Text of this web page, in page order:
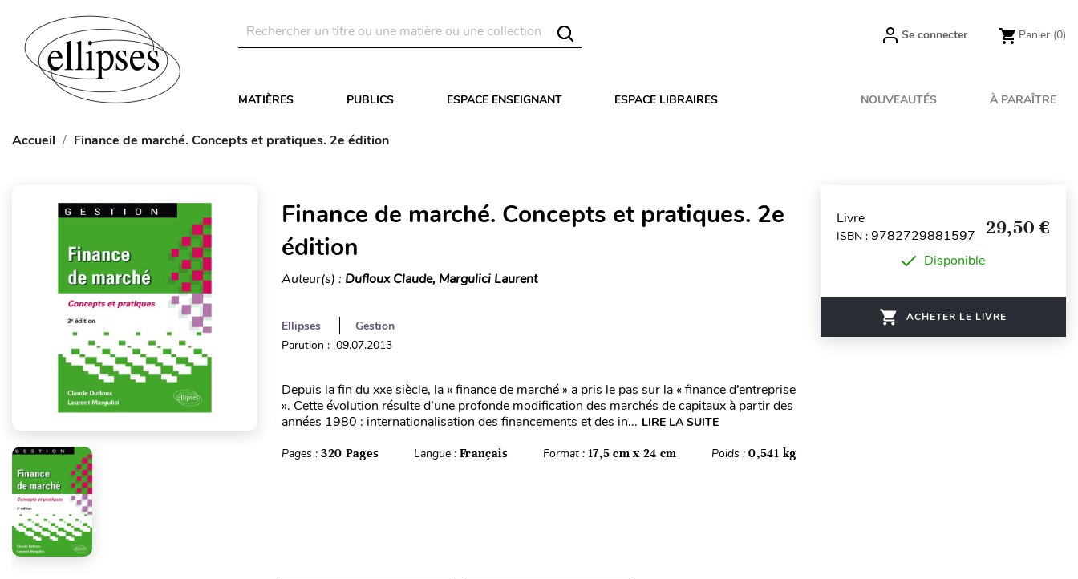
Se connecter Panier (0)
MATIÈRES PUBLICS ESPACE ENSEIGNANT ESPACE LIBRAIRES NOUVEAUTÉS À PARAÎTRE
Accueil Finance de marché. Concepts et pratiques. 2e édition
Finance de marché. Concepts et pratiques. 2e
édition
Auteur(s) : Dufloux Claude, Margulici Laurent
Ellipses
Gestion
Parution : 09.07.2013
Depuis la fin du xxe siècle, la « finance de marché » a pris le pas sur la « finance d’entreprise
». Cette évolution résulte d’une profonde modification des marchés de capitaux à partir des
années 1980 : internationalisation des financements et des in... LIRE LA SUITE
Pages : 320 Pages Langue : Français Format : 17,5 cm x 24 cm Poids :0,541 kg
Livre
ISBN : 9782729881597 29,50 €
Disponible
ACHETER LE LIVRE